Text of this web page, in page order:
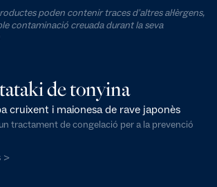
poden contenir traces d'altres al·lèrgens,
contaminació creuada durant la seva
de tonyina
cruixent i maionesa de rave japonès
tractament de congelació per a la prevenció
>